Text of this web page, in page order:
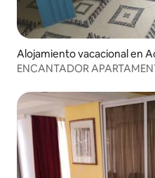
Alojamiento vacacional en
ENCANTADOR